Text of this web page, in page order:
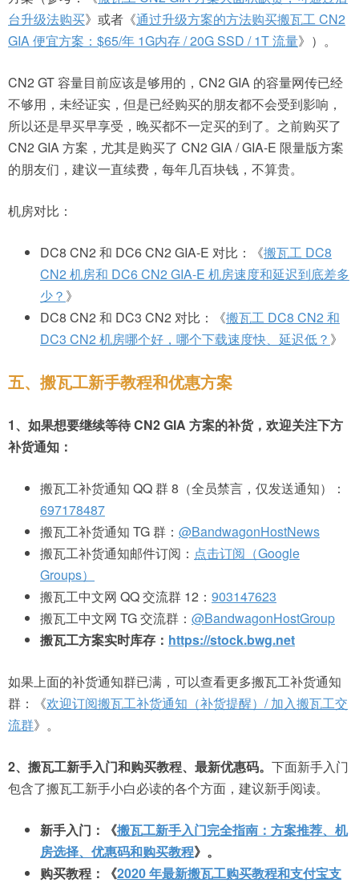
台升级法购买》或者《通过升级方案的方法购买搬瓦工 CN2
GIA 便宜方案：$65/年 1G内存 / 20G SSD / 1T 流量》）。
CN2 GT 容量目前应该是够用的，CN2 GIA 的容量网传已经
不够用，未经证实，但是已经购买的朋友都不会受到影响，
所以还是早买早享受，晚买都不一定买的到了。之前购买了
CN2 GIA 方案，尤其是购买了 CN2 GIA / GIA-E 限量版方案
的朋友们，建议一直续费，每年几百块钱，不算贵。
机房对比：
DC8 CN2 和 DC6 CN2 GIA-E 对比：《搬瓦工 DC8
CN2 机房和 DC6 CN2 GIA-E 机房速度和延迟到底差多
少？ 》
DC8 CN2 和 DC3 CN2 对比：《搬瓦工 DC8 CN2 和
DC3 CN2 机房哪个好，哪个下载速度快、延迟低？ 》
五、搬瓦工新手教程和优惠方案
1、如果想要继续等待 CN2 GIA 方案的补货，欢迎关注下方
补货通知：
搬瓦工补货通知 QQ 群 8（全员禁言，仅发送通知）：
697178487
搬瓦工补货通知 TG 群： @BandwagonHostNews
搬瓦工补货通知邮件订阅： 点击订阅（Google
Groups）
搬瓦工中文网 QQ 交流群 12： 903147623
搬瓦工中文网 TG 交流群： @BandwagonHostGroup
搬瓦工方案实时库存： https://stock.bwg.net
如果上面的补货通知群已满，可以查看更多搬瓦工补货通知
群：《欢迎订阅搬瓦工补货通知（补货提醒）/ 加入搬瓦工交
流群》。
2、搬瓦工新手入门和购买教程、最新优惠码。 下面新手入门
包含了搬瓦工新手小白必读的各个方面，建议新手阅读。
新手入门：《搬瓦工新手入门完全指南：方案推荐、机
房选择、优惠码和购买教程》。
购买教程：《2020 年最新搬瓦工购买教程和支付宝支